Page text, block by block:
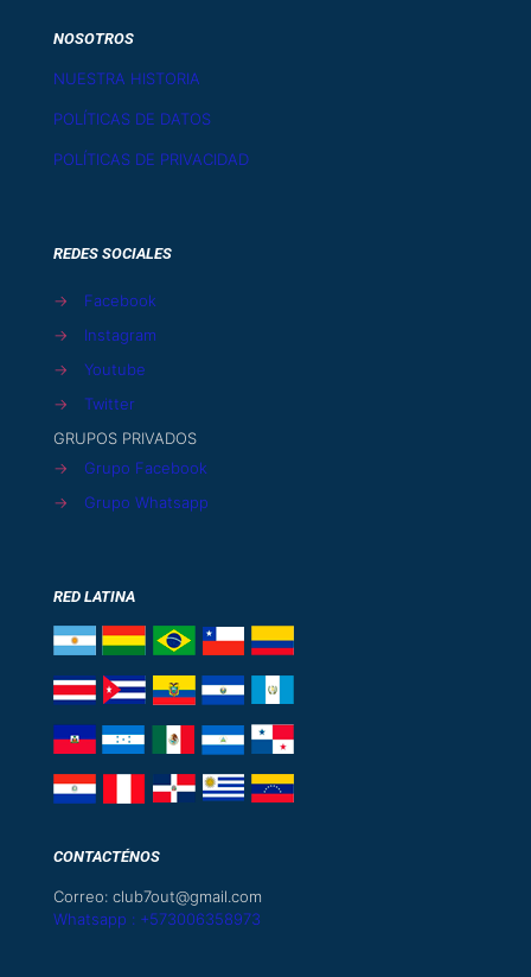
NOSOTROS
NUESTRA HISTORIA
POLÍTICAS DE DATOS
POLÍTICAS DE PRIVACIDAD
REDES SOCIALES
→
Facebook
→
Instagram
→
Youtube
→
Twitter
GRUPOS PRIVADOS
→
Grupo Facebook
→
Grupo Whatsapp
RED LATINA
CONTACTÉNOS
Correo: club7out@gmail.com
Whatsapp : +573006358973